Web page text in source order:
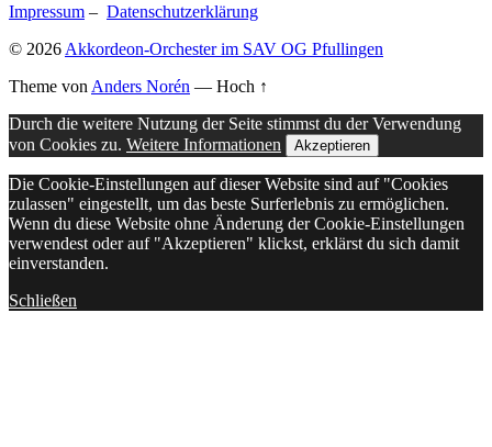
Impressum – Datenschutzerklärung
© 2026 Akkordeon-Orchester im SAV OG Pfullingen
Theme von Anders Norén — Hoch ↑
Durch die weitere Nutzung der Seite stimmst du der Verwendung
von Cookies zu. Weitere Informationen Akzeptieren
Die Cookie-Einstellungen auf dieser Website sind auf "Cookies
zulassen" eingestellt, um das beste Surferlebnis zu ermöglichen.
Wenn du diese Website ohne Änderung der Cookie-Einstellungen
verwendest oder auf "Akzeptieren" klickst, erklärst du sich damit
einverstanden.
Schließen